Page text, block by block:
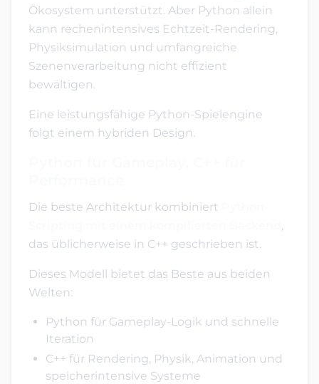
Ökosystem unterstützt. Aber Python allein
kann rechenintensives Echtzeit-Rendering,
Physiksimulation und umfangreiche
Szenenverarbeitung nicht effizient
bewältigen.
Eine leistungsfähige Python-Spielengine
folgt einem hybriden Design.
Die beste Architektur kombiniert
,
das üblicherweise in C++ geschrieben ist.
Dieses Modell bietet das Beste aus beiden
Welten:
Python für Gameplay-Logik und schnelle
Iteration
C++ für Rendering, Physik, Animation und
speicherintensive Systeme